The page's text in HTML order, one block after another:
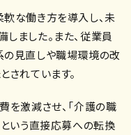
な働き方を導入し、未
ました。また、従業員
の見直しや職場環境の改
されています。
を激減させ、「介護の職
いう直接応募への転換